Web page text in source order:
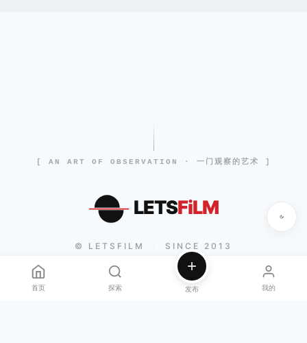
[ AN ART OF OBSERVATION · 一门观察的艺术 ]
LETSFiLM
© LETSFILM SINCE 2013
首页 探索 发布 我的